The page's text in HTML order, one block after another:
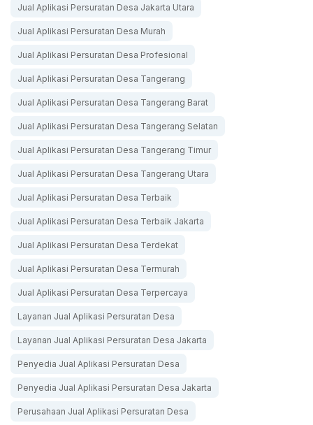
Jual Aplikasi Persuratan Desa Jakarta Utara
Jual Aplikasi Persuratan Desa Murah
Jual Aplikasi Persuratan Desa Profesional
Jual Aplikasi Persuratan Desa Tangerang
Jual Aplikasi Persuratan Desa Tangerang Barat
Jual Aplikasi Persuratan Desa Tangerang Selatan
Jual Aplikasi Persuratan Desa Tangerang Timur
Jual Aplikasi Persuratan Desa Tangerang Utara
Jual Aplikasi Persuratan Desa Terbaik
Jual Aplikasi Persuratan Desa Terbaik Jakarta
Jual Aplikasi Persuratan Desa Terdekat
Jual Aplikasi Persuratan Desa Termurah
Jual Aplikasi Persuratan Desa Terpercaya
Layanan Jual Aplikasi Persuratan Desa
Layanan Jual Aplikasi Persuratan Desa Jakarta
Penyedia Jual Aplikasi Persuratan Desa
Penyedia Jual Aplikasi Persuratan Desa Jakarta
Perusahaan Jual Aplikasi Persuratan Desa